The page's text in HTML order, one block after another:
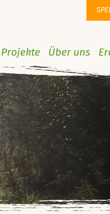
Projekte Über uns